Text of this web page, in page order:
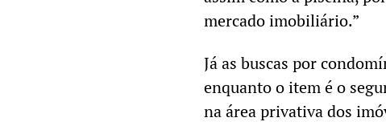
mercado imobiliário.”
Já as buscas por
enquanto o item é o
na área privativa dos